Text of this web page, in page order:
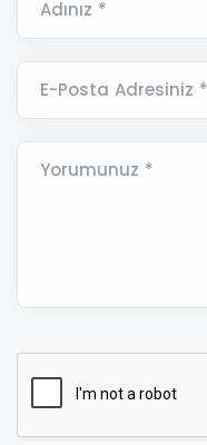
Adınız *
E-Posta Adresiniz *
Yorumunuz *